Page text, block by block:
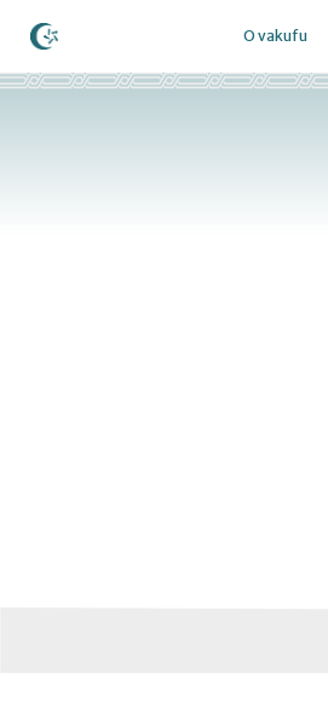
O vakufu